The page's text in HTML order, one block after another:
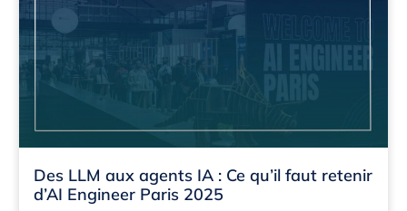
Des LLM aux agents IA : Ce qu’il faut retenir
d’AI Engineer Paris 2025